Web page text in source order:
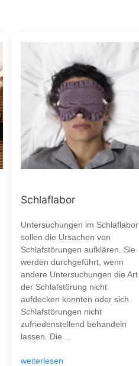
Schlaflabor
Untersuchungen im Schlaflabor
sollen die Ursachen von
Schlafstörungen aufklären. Sie
werden durchgeführt, wenn
andere Untersuchungen die Art
der Schlafstörung nicht
aufdecken konnten oder sich
Schlafstörungen nicht
zufriedenstellend behandeln
lassen. Die ...
weiterlesen